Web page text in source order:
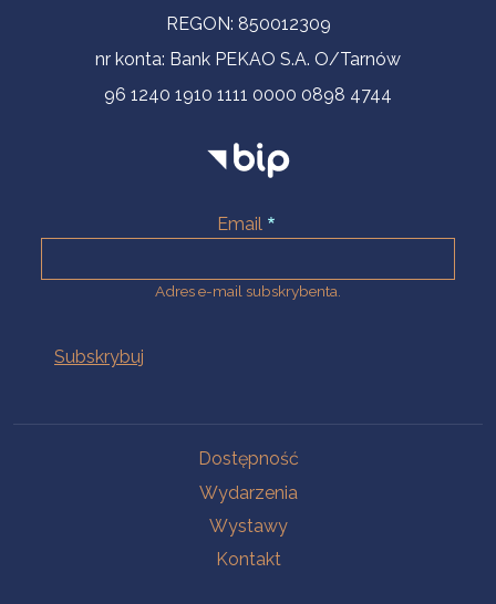
REGON: 850012309
nr konta: Bank PEKAO S.A. O/Tarnów
96 1240 1910 1111 0000 0898 4744
Email
Adres e-mail subskrybenta.
Dostępność
Wydarzenia
Wystawy
Kontakt